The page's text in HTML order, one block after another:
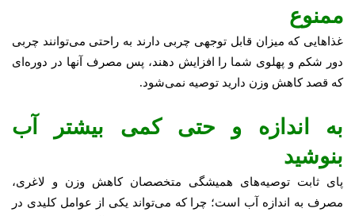
ممنوع
غذاهایی که میزان قابل توجهی چربی دارند به راحتی می‌توانند چربی
دور شکم و پهلوی شما را افزایش دهند، پس مصرف آنها در دوره‌ای
که قصد کاهش وزن دارید توصیه نمی‌شود.
به اندازه و حتی کمی بیشتر آب
بنوشید
پای ثابت توصیه‌های همیشگی متخصصان کاهش وزن و لاغری،
مصرف به اندازه آب است؛ چرا که می‌تواند یکی از عوامل کلیدی در